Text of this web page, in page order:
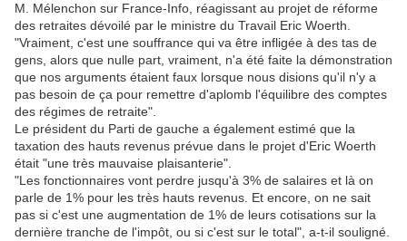
M. Mélenchon sur France-Info, réagissant au projet de réforme
des retraites dévoilé par le ministre du Travail Eric Woerth.
"Vraiment, c'est une souffrance qui va être infligée à des tas de
gens, alors que nulle part, vraiment, n'a été faite la démonstration
que nos arguments étaient faux lorsque nous disions qu'il n'y a
pas besoin de ça pour remettre d'aplomb l'équilibre des comptes
des régimes de retraite".
Le président du Parti de gauche a également estimé que la
taxation des hauts revenus prévue dans le projet d'Eric Woerth
était "une très mauvaise plaisanterie".
"Les fonctionnaires vont perdre jusqu'à 3% de salaires et là on
parle de 1% pour les très hauts revenus. Et encore, on ne sait
pas si c'est une augmentation de 1% de leurs cotisations sur la
dernière tranche de l'impôt, ou si c'est sur le total", a-t-il souligné.